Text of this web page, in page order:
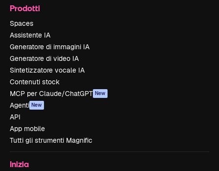
Prodotti
Spaces
Assistente IA
Generatore di immagini IA
Generatore di video IA
Sintetizzatore vocale IA
Contenuti stock
MCP per Claude/ChatGPT New
Agenti New
API
App mobile
Tutti gli strumenti Magnific
Inizia